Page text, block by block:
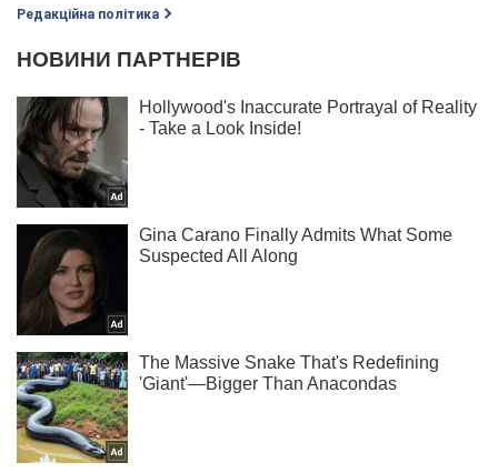
Редакційна політика